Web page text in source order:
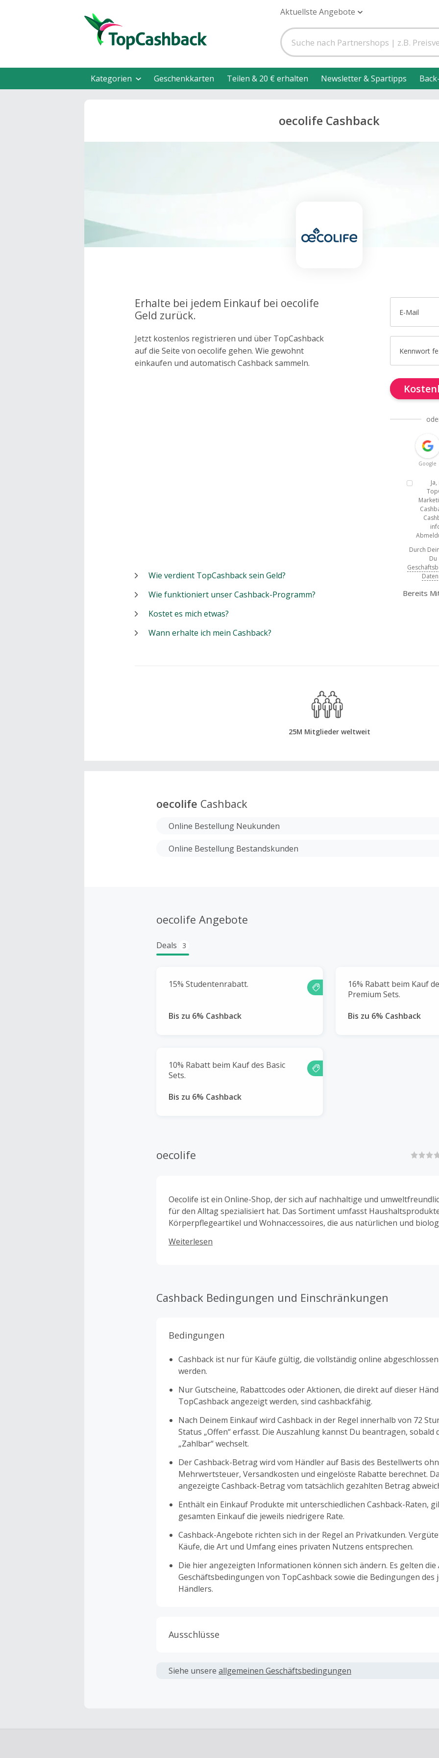
Aktuellste Angebote
Kategorien Geschenkkarten Teilen & 20 € erhalten Newsletter & Spartipps
oecolife Cashback
Erhalte bei jedem Einkauf bei oecolife
Geld zurück.
Jetzt kostenlos registrieren und über TopCashback
auf die Seite von oecolife gehen. Wie gewohnt
einkaufen und automatisch Cashback sammeln.
E-Mail
Kennwort
Google
Durch
Bereits
Wie verdient TopCashback sein Geld?
Wie funktioniert unser Cashback-Programm?
Kostet es mich etwas?
Wann erhalte ich mein Cashback?
25M Mitglieder weltweit
oecolife Cashback
Online Bestellung Neukunden
Online Bestellung Bestandskunden
oecolife Angebote
Deals 3
15% Studentenrabatt.
Bis zu 6% Cashback
16% Rabatt beim Kauf
Premium Sets.
Bis zu 6% Cashback
10% Rabatt beim Kauf des Basic
Sets.
Bis zu 6% Cashback
oecolife
Oecolife ist ein Online-Shop, der sich auf nachhaltige und
für den Alltag spezialisiert hat. Das Sortiment umfasst
Körperpflegeartikel und Wohnaccessoires, die aus natürlichen und
minimieren.
Weiterlesen
Cashback Bedingungen und Einschränkungen
Bedingungen
Cashback ist nur für Käufe gültig, die vollständig online
werden.
Nur Gutscheine, Rabattcodes oder Aktionen, die direkt auf dieser
TopCashback angezeigt werden, sind cashbackfähig.
Nach Deinem Einkauf wird Cashback in der Regel innerhalb von 72
Status „Offen“ erfasst. Die Auszahlung kannst Du beantragen, sobald
„Zahlbar“ wechselt.
Der Cashback-Betrag wird vom Händler auf Basis des Bestellwerts
Mehrwertsteuer, Versandkosten und eingelöste Rabatte berechnet.
angezeigte Cashback-Betrag vom tatsächlich gezahlten Betrag
Enthält ein Einkauf Produkte mit unterschiedlichen Cashback-Raten,
gesamten Einkauf die jeweils niedrigere Rate.
Cashback-Angebote richten sich in der Regel an Privatkunden.
Käufe, die Art und Umfang eines privaten Nutzens entsprechen.
Die hier angezeigten Informationen können sich ändern. Es gelten die
Geschäftsbedingungen von TopCashback sowie die Bedingungen des
Händlers.
Ausschlüsse
verwendet werden, die nicht ausdrücklich auf dieser Händlerseite von
Siehe unsere allgemeinen Geschäftsbedingungen